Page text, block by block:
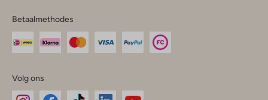
Betaalmethodes
Volg ons